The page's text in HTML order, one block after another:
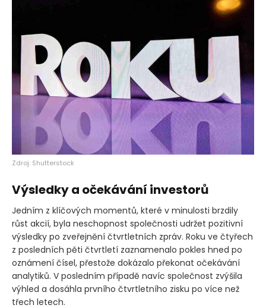
Zdroj: Shutterstock
Výsledky a očekávání investorů
Jedním z klíčových momentů, které v minulosti brzdily
růst akcií, byla neschopnost společnosti udržet pozitivní
výsledky po zveřejnění čtvrtletních zpráv. Roku ve čtyřech
z posledních pěti čtvrtletí zaznamenalo pokles hned po
oznámení čísel, přestože dokázalo překonat očekávání
analytiků. V posledním případě navíc společnost zvýšila
výhled a dosáhla prvního čtvrtletního zisku po více než
třech letech.